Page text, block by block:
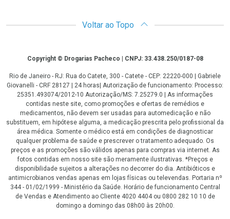
Voltar ao Topo
CopyrightCopyright © Drogarias Pacheco | CNPJ: 33.438.250/0187-08
Rio de Janeiro - RJ: Rua do Catete, 300 - Catete - CEP: 22220-000 | Gabriele
Giovanelli - CRF 28127 | 24 horas| Autorização de funcionamento: Processo:
25351.493074/2012-10 Autorização/MS: 7.25279.0 | As informações
contidas neste site, como promoções e ofertas de remédios e
medicamentos, não devem ser usadas para automedicação e não
substituem, em hipótese alguma, a medicação prescrita pelo profissional da
área médica. Somente o médico está em condições de diagnosticar
qualquer problema de saúde e prescrever o tratamento adequado. Os
preços e as promoções são válidos apenas para compras via internet. As
fotos contidas em nosso site são meramente ilustrativas. *Preços e
disponibilidade sujeitos a alterações no decorrer do dia. Antibióticos e
antimicrobianos vendas apenas em lojas físicas ou televendas. Portaria nº
344 - 01/02/1999 - Ministério da Saúde. Horário de funcionamento Central
de Vendas e Atendimento ao Cliente 4020 4404 ou 0800 282 10 10 de
domingo a domingo das 08h00 às 20h00.